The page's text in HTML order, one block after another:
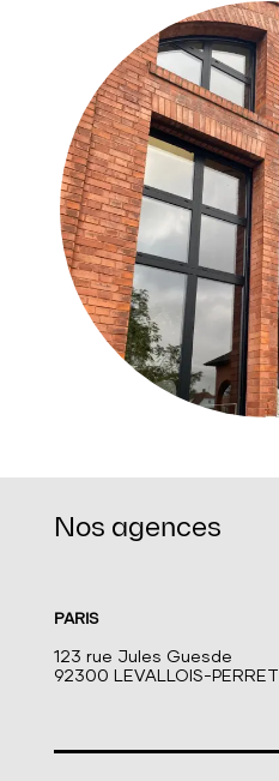
Nos agences
PARIS
123 rue Jules Guesde
92300 LEVALLOIS-PERRET